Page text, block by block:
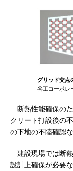
グリッド交点
谷工コーポレ
断熱性能確保の
クリート打設後の
の下地の不陸確認
建設現場では断熱
設計上確保が必要